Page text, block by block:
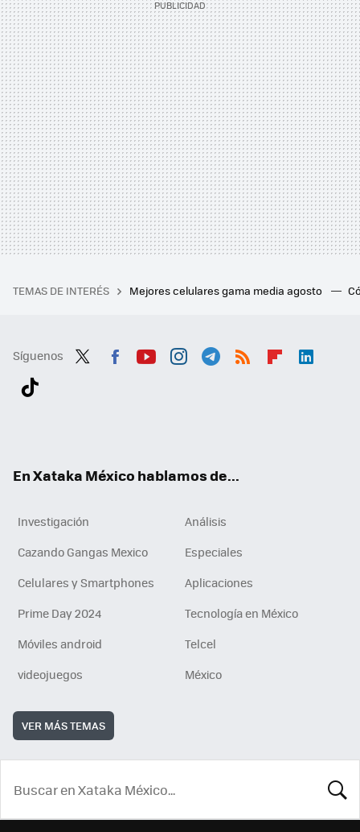
TEMAS DE INTERÉS Mejores celulares gama media agosto
Síguenos
En Xataka México hablamos de...
Investigación
Análisis
Cazando Gangas Mexico
Especiales
Celulares y Smartphones
Aplicaciones
Prime Day 2024
Tecnología en México
Móviles android
Telcel
videojuegos
México
VER MÁS TEMAS